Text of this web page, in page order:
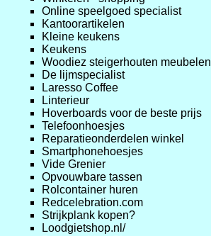
Online speelgoed specialist
Kantoorartikelen
Kleine keukens
Keukens
Woodiez steigerhouten meubelen
De lijmspecialist
Laresso Coffee
Linterieur
Hoverboards voor de beste prijs
Telefoonhoesjes
Reparatieonderdelen winkel
Smartphonehoesjes
Vide Grenier
Opvouwbare tassen
Rolcontainer huren
Redcelebration.com
Strijkplank kopen?
Loodgietshop.nl/